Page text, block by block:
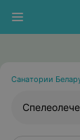
Санатории